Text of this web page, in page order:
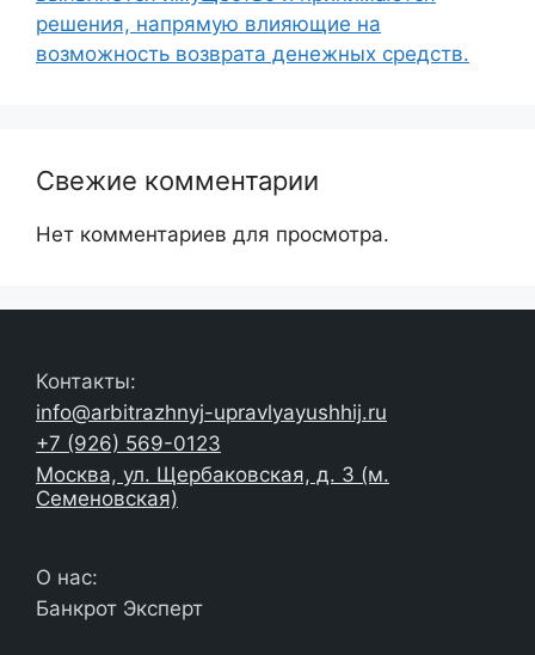
решения, напрямую влияющие на
возможность возврата денежных средств.
Свежие комментарии
Нет комментариев для просмотра.
Контакты:
info@arbitrazhnyj-upravlyayushhij.ru
+7 (926) 569-0123
Москва, ул. Щербаковская, д. 3 (м.
Семеновская)
О нас:
Банкрот Эксперт